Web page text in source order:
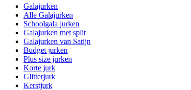
Galajurken
Alle Galajurken
Schoolgala jurken
Galajurken met split
Galajurken van Satijn
Budget jurken
Plus size jurken
Korte jurk
Glitterjurk
Kerstjurk